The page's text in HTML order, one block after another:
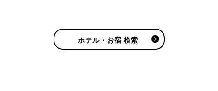
ホテル・お宿 検索